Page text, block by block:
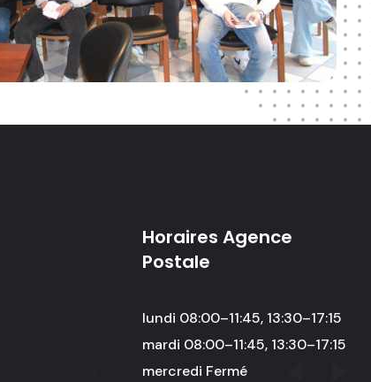
Horaires Agence
Postale
lundi 08:00–11:45, 13:30–17:15
mardi 08:00–11:45, 13:30–17:15
mercredi Fermé